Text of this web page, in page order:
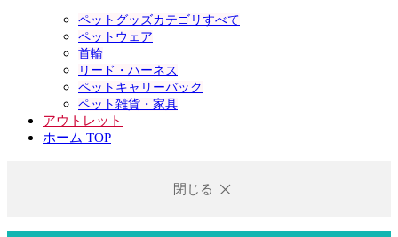
ペットグッズカテゴリすべて
ペットウェア
首輪
リード・ハーネス
ペットキャリーバック
ペット雑貨・家具
アウトレット
ホーム TOP
閉じる